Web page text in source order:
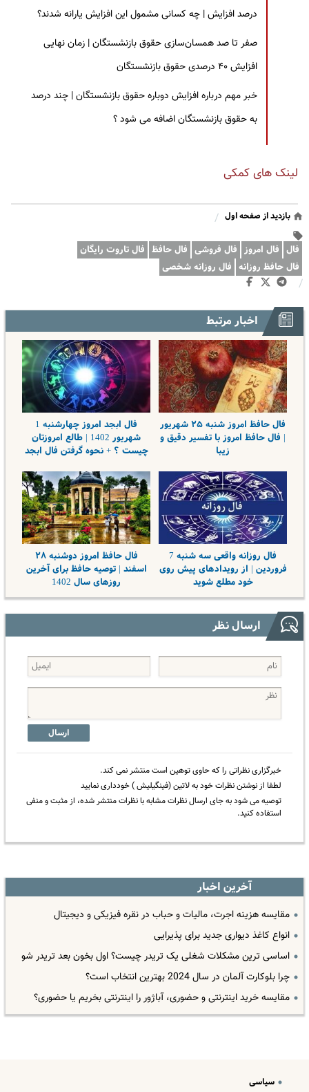
درصد افزایش | چه کسانی مشمول این افزایش یارانه شدند؟
صفر تا صد همسان‌سازی حقوق بازنشستگان | زمان نهایی
افزایش ۴۰ درصدی حقوق بازنشستگان
خبر مهم درباره افزایش دوباره حقوق بازنشستگان | چند درصد
به حقوق بازنشستگان اضافه می شود ؟
لینک های کمکی
بازدید از صفحه اول /
فال فال امروز فال فروشی فال حافظ فال تاروت رایگان
فال حافظ روزانه فال روزانه شخصی
/
اخبار مرتبط
فال حافظ امروز شنبه ۲۵ شهریور
| فال حافظ امروز با تفسیر دقیق و
زیبا
فال ابجد امروز چهارشنبه 1
شهریور 1402 | طالع امروزتان
چیست ؟ + نحوه گرفتن فال ابجد
فال روزانه واقعی سه شنبه 7
فروردین | از رویدادهای پیش روی
خود مطلع شوید
فال حافظ امروز دوشنبه ۲۸
اسفند | توصیه حافظ برای آخرین
روزهای سال 1402
ارسال نظر
ارسال
خبرگزاری نظراتی را که حاوی توهین است منتشر نمی کند.
لطفا از نوشتن نظرات خود به لاتین (فینگیلیش ) خودداری نمایید
توصیه می شود به جای ارسال نظرات مشابه با نظرات منتشر شده، از مثبت و منفی
استفاده کنید.
آخرین اخبار
مقایسه هزینه اجرت، مالیات و حباب در نقره فیزیکی و دیجیتال
انواع کاغذ دیواری جدید برای پذیرایی
اساسی ترین مشکلات شغلی یک تریدر چیست؟ اول بخون بعد تریدر شو
چرا بلوکارت آلمان در سال 2024 بهترین انتخاب است؟
مقایسه خرید اینترنتی و حضوری، آباژور را اینترنتی بخریم یا حضوری؟
سیاسی